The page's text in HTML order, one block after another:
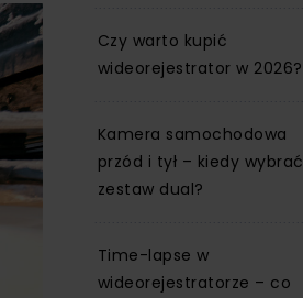
Czy warto kupić
wideorejestrator w 2026?
Kamera samochodowa
przód i tył – kiedy wybrać
zestaw dual?
Time-lapse w
wideorejestratorze – co